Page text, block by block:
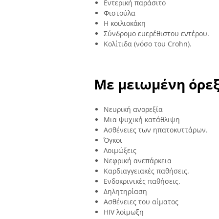
Εντερική παράσιτο
Φιστούλα
Η κοιλιοκάκη
Σύνδρομο ευερέθιστου εντέρου.
Κολίτιδα (νόσο του Crohn).
Με μειωμένη
Νευρική ανορεξία
Μια ψυχική κατάθλιψη
Ασθένειες των ηπατοκυττάρων.
Όγκοι
Λοιμώξεις
Νεφρική ανεπάρκεια
Καρδιαγγειακές παθήσεις.
Ενδοκρινικές παθήσεις.
Δηλητηρίαση
Ασθένειες του αίματος
HIV λοίμωξη